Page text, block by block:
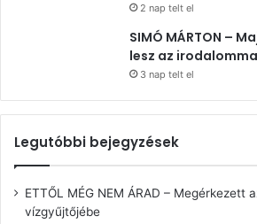
2 nap telt el
SIMÓ MÁRTON –
lesz az
3 nap telt el
Legutóbbi bejegyzések
ETTŐL MÉG NEM ÁRAD – Megérkezett
vízgyűjtőjébe